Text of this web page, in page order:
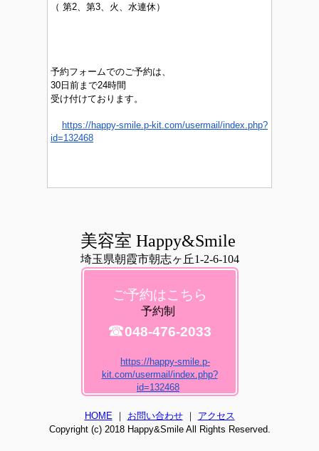
（ 第2、第3、火、水連休）
予約フォームでのご予約は、
30日前まで24時間
受け付けております。
https://happy-smile.p-kit.com/usermail/index.php?
id=132468
美容室 Happy&Smile
埼玉県朝霞市朝志ヶ丘1-2-6-104
ご予約はこちら
予約制
☎048-476-2033
https://happy-smile.p-
kit.com/usermail/index.php?
id=132468
HOME｜ お問い合わせ｜ アクセス
Copyright (c) 2018 Happy&Smile All Rights Reserved.